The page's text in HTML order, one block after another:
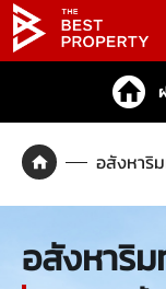
อสังหาริ
อสังหาริ